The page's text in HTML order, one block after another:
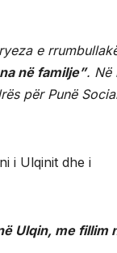
e
në familje”. Në
për Punë
i Ulqinit dhe i
Ulqin, me fillim